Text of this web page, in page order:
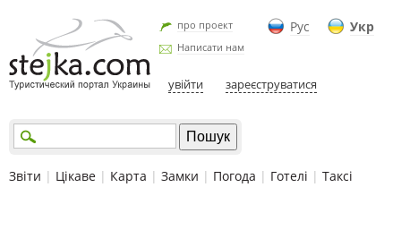
Рус Укр
про проект
Написати нам
увійти зареєструватися
Звіти | Цікаве | Карта | Замки | Погода | Готелі | Таксі